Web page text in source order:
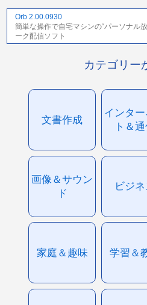
Orb 2.00.0930
簡単な操作で自宅マシンの“パーソナル
ーク配信ソフト
カテゴリー
文書作成
インター
ト＆
画像＆サウン
ド
ビジネ
家庭＆趣味 学習＆